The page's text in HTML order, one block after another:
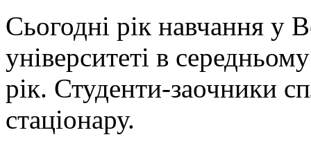
Сьогодні рік навчання у
університеті в
рік. Студенти-заочники
стаціонару.